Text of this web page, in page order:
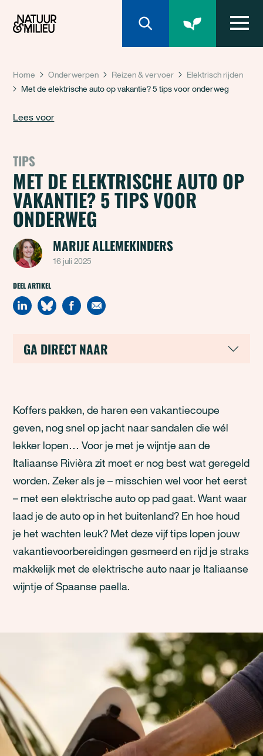
Home Onderwerpen Reizen & vervoer
Elektrisch rijden
Met de elektrische auto op vakantie? 5 tips voor onderweg
Lees voor
TIPS
MET DE ELEKTRISCHE AUTO OP
VAKANTIE? 5 TIPS VOOR
ONDERWEG
MARIJE ALLEMEKINDERS
16 juli 2025
DEEL ARTIKEL
GA DIRECT NAAR
Koffers pakken, de haren een vakantiecoupe
geven, nog snel op jacht naar sandalen die wél
lekker lopen… Voor je met je wijntje aan de
Italiaanse Rivièra zit moet er nog best wat geregeld
worden. Zeker als je – misschien wel voor het eerst
– met een elektrische auto op pad gaat. Want waar
laad je de auto op in het buitenland? En hoe houd
je het wachten leuk? Met deze vijf tips lopen jouw
vakantievoorbereidingen gesmeerd en rijd je straks
makkelijk met de elektrische auto naar je Italiaanse
wijntje of Spaanse paella.